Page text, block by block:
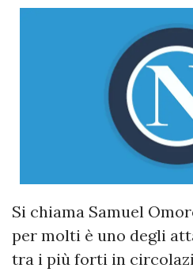
Si chiama Samuel
per molti è uno degli
tra i più forti in